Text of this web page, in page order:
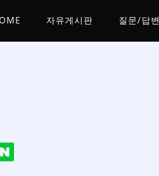
자유게시판 질문/답변